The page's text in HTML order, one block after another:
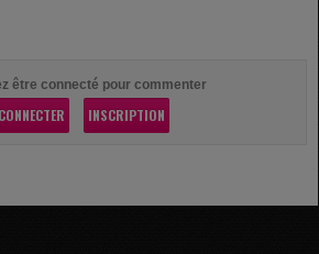
être connecté pour commenter
INSCRIPTION